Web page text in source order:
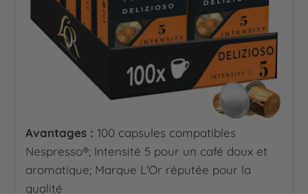
Avantages : 100 capsules compatibles
Nespresso®; Intensité 5 pour un café doux et
aromatique; Marque L'Or réputée pour la
qualité